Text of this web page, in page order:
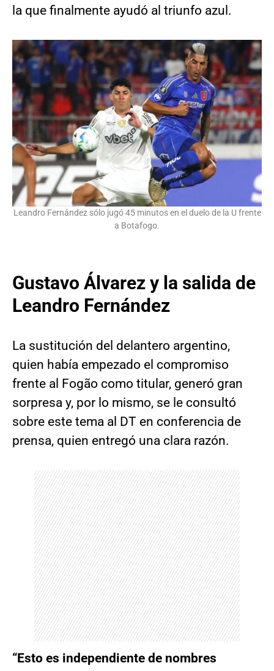
la que finalmente ayudó al triunfo azul.
Leandro Fernández sólo jugó 45 minutos en el duelo de la U frente
a Botafogo.
Gustavo Álvarez y la salida de
Leandro Fernández
La sustitución del delantero argentino,
quien había empezado el compromiso
frente al Fogão como titular, generó gran
sorpresa y, por lo mismo, se le consultó
sobre este tema al DT en conferencia de
prensa, quien entregó una clara razón.
“Esto es independiente de nombres